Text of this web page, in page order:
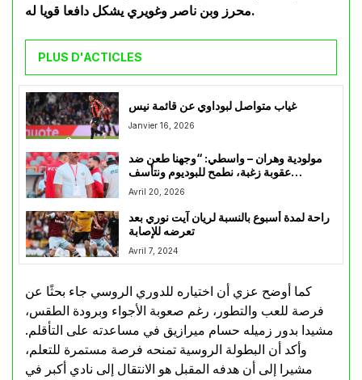
محرز وبن ناصر وغويري يشكل دافعا قويا له.
PLUS D'ACTICLES
غياب متواصل لبوداوي عن قائمة نيس
Janvier 16, 2026
مولودية وهران – واسطي: “وجهنا طعن ضد
عقوبة زغبة، نطمح للبوديوم ونتأسف
للجماهير”
Avril 20, 2026
راحة لمدة أسبوع بالنسبة لريان آيت نوري بعد
تعرضه للإصابة
Avril 7, 2024
كما أوضح عزي أن اختياره للدوري الروسي جاء بحثًا عن
فرصة للعب والتطور، رغم صعوبة الأجواء وبرودة الطقس،
مشيدا بدور زميله حسام ميرازيق في مساعدته على التأقلم.
وأكد أن البطولة الروسية تمنحه فرصة مستمرة للتعلم،
مشيرا إلى أن هدفه المقبل هو الانتقال إلى نادي أكبر في